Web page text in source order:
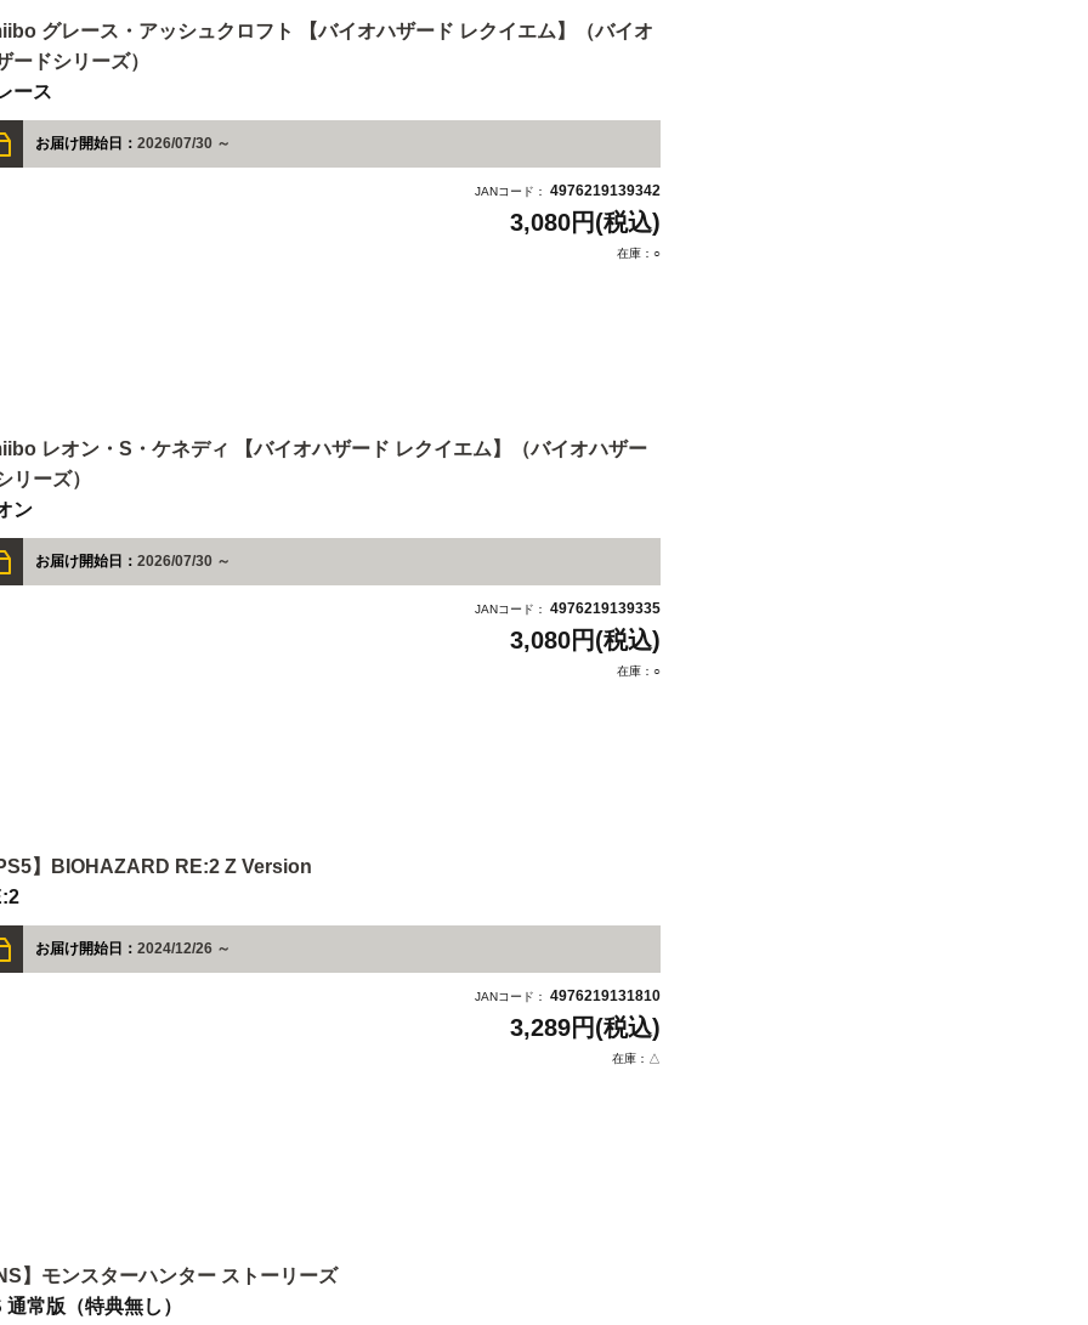
グレース・アッシュクロフト 【バイオハザード レクイエム】（バイオ
ードシリーズ）
ース
お届け開始日： 2026/07/30 ～
JANコード： 4976219139342
3,080円(税込)
在庫：○
レオン・S・ケネディ 【バイオハザード レクイエム】（バイオハザー
リーズ）
ン
お届け開始日： 2026/07/30 ～
JANコード： 4976219139335
3,080円(税込)
在庫：○
】BIOHAZARD RE:2 Z Version
お届け開始日： 2024/12/26 ～
JANコード： 4976219131810
3,289円(税込)
在庫：△
】モンスターハンター ストーリーズ
通常版（特典無し）